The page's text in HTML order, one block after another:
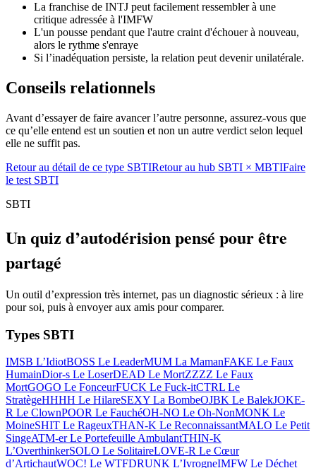
La franchise de INTJ peut facilement ressembler à une
critique adressée à l'IMFW
L'un pousse pendant que l'autre craint d'échouer à nouveau,
alors le rythme s'enraye
Si l’inadéquation persiste, la relation peut devenir unilatérale.
Conseils relationnels
Avant d’essayer de faire avancer l’autre personne, assurez-vous que
ce qu’elle entend est un soutien et non un autre verdict selon lequel
elle ne suffit pas.
Retour au détail de ce type SBTIRetour au hub SBTI × MBTIFaire
le test SBTI
SBTI
Un quiz d’autodérision pensé pour être
partagé
Un outil d’expression très internet, pas un diagnostic sérieux : à lire
pour soi, puis à envoyer aux amis pour comparer.
Types SBTI
IMSB L’IdiotBOSS Le LeaderMUM La MamanFAKE Le Faux
HumainDior-s Le LoserDEAD Le MortZZZZ Le Faux
MortGOGO Le FonceurFUCK Le Fuck-itCTRL Le
StratègeHHHH Le HilareSEXY La BombeOJBK Le BalekJOKE-
R Le ClownPOOR Le FauchéOH-NO Le Oh-NonMONK Le
MoineSHIT Le RageuxTHAN-K Le ReconnaissantMALO Le Petit
SingeATM-er Le Portefeuille AmbulantTHIN-K
L’OverthinkerSOLO Le SolitaireLOVE-R Le Cœur
d’ArtichautWOC! Le WTFDRUNK L’IvrogneIMFW Le Déchet